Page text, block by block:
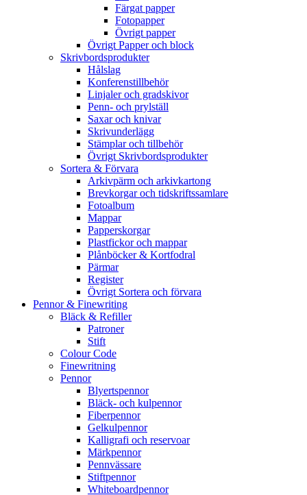
Färgat papper
Fotopapper
Övrigt papper
Övrigt Papper och block
Skrivbordsprodukter
Hålslag
Konferenstillbehör
Linjaler och gradskivor
Penn- och prylställ
Saxar och knivar
Skrivunderlägg
Stämplar och tillbehör
Övrigt Skrivbordsprodukter
Sortera & Förvara
Arkivpärm och arkivkartong
Brevkorgar och tidskriftssamlare
Fotoalbum
Mappar
Papperskorgar
Plastfickor och mappar
Plånböcker & Kortfodral
Pärmar
Register
Övrigt Sortera och förvara
Pennor & Finewriting
Bläck & Refiller
Patroner
Stift
Colour Code
Finewritning
Pennor
Blyertspennor
Bläck- och kulpennor
Fiberpennor
Gelkulpennor
Kalligrafi och reservoar
Märkpennor
Pennvässare
Stiftpennor
Whiteboardpennor